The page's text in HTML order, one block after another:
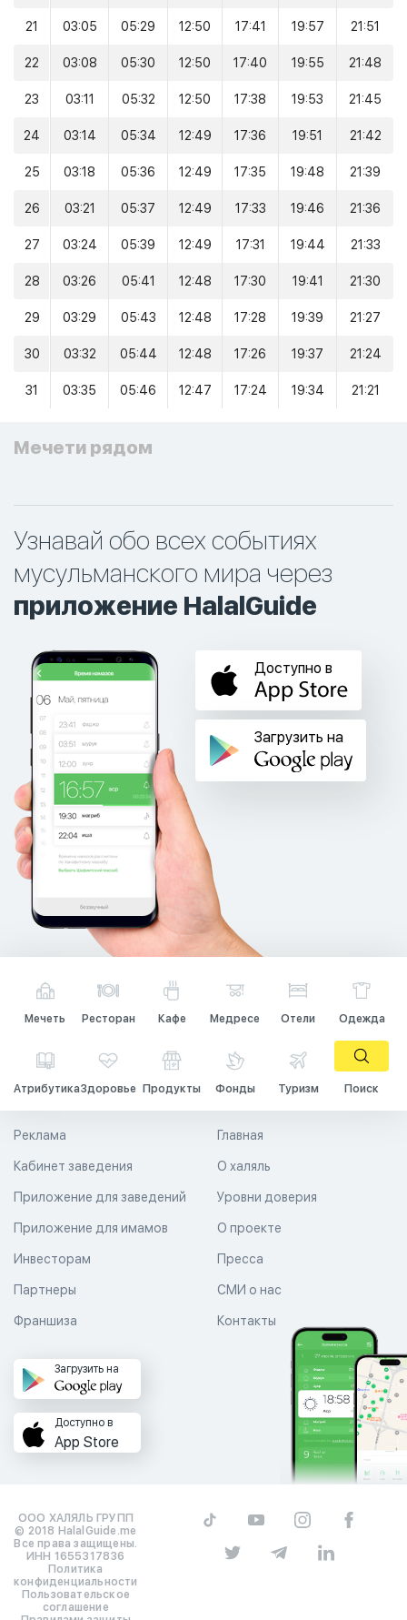
21 03:05 05:29 12:50 17:41 19:57 21:51
22 03:08 05:30 12:50 17:40 19:55 21:48
23 03:11 05:32 12:50 17:38 19:53 21:45
24 03:14 05:34 12:49 17:36 19:51 21:42
25 03:18 05:36 12:49 17:35 19:48 21:39
26 03:21 05:37 12:49 17:33 19:46 21:36
27 03:24 05:39 12:49 17:31 19:44 21:33
28 03:26 05:41 12:48 17:30 19:41 21:30
29 03:29 05:43 12:48 17:28 19:39 21:27
30 03:32 05:44 12:48 17:26 19:37 21:24
31 03:35 05:46 12:47 17:24 19:34 21:21
Мечети рядом
Узнавай обо всех событиях
мусульманского мира через
приложение HalalGuide
Доступно в
Загрузить на
Мечеть Ресторан Кафе Медресе Отели Одежда
АтрибутикаЗдоровье Продукты Фонды Туризм Поиск
Главная
О халяль
Уровни доверия
Реклама
Кабинет заведения
Приложение для заведений
Приложение для имамов О проекте
Пресса
СМИ о нас
Контакты
Инвесторам
Партнеры
Франшиза
Загрузить на
Доступно в
App Store
ООО ХАЛЯЛЬ ГРУПП
© 2018 HalalGuide.me
Все права защищены.
ИНН 1655317836
Политика
конфиденциальности
Пользовательское
соглашение